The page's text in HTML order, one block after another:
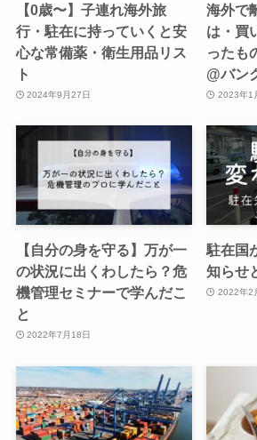
【0歳〜】子連れ海外旅
行・駐在に持っていくと安
心な常備薬・衛生用品リス
ト
2024年9月27日
海外で
は・買
ったも
@バン
2023年1
【自分の身を守る】万が一
の状況に出くわしたら？危
機管理セミナーで学んだこ
と
2022年7月18日
駐在国
知らせ
2022年2